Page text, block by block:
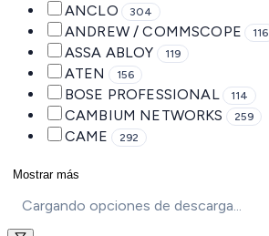
ANCLO 304
ANDREW / COMMSCOPE 116
ASSA ABLOY 119
ATEN 156
BOSE PROFESSIONAL 114
CAMBIUM NETWORKS 259
CAME 292
Mostrar más
Cargando opciones de descarga...